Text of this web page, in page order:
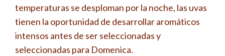
temperaturas se desploman por la noche, las uvas
tienen la oportunidad de desarrollar aromáticos
intensos antes de ser seleccionadas y
seleccionadas para Domenica.